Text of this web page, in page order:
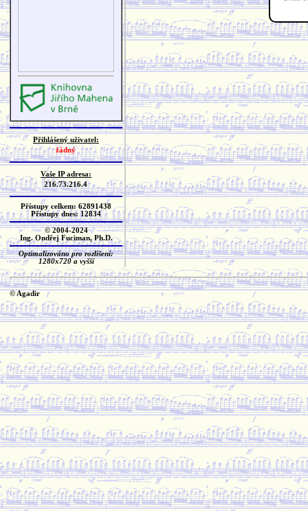
Přihlášený uživatel:
žádný
Vaše IP adresa:
216.73.216.4
Přístupy celkem: 62891438
Přístupy dnes: 12834
© 2004-2024
Ing. Ondřej Fuciman, Ph.D.
Optimalizováno pro rozlišení:
1280x720 a vyšší
© Agadir